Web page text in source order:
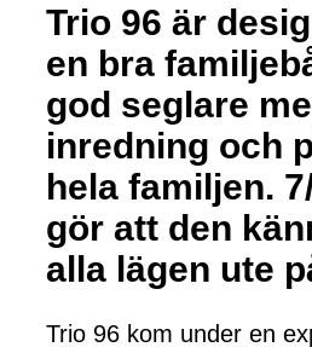
Trio 96 är
en bra
god seglare
inredning och
hela familjen.
gör att den
alla lägen ute
Trio 96 kom under en